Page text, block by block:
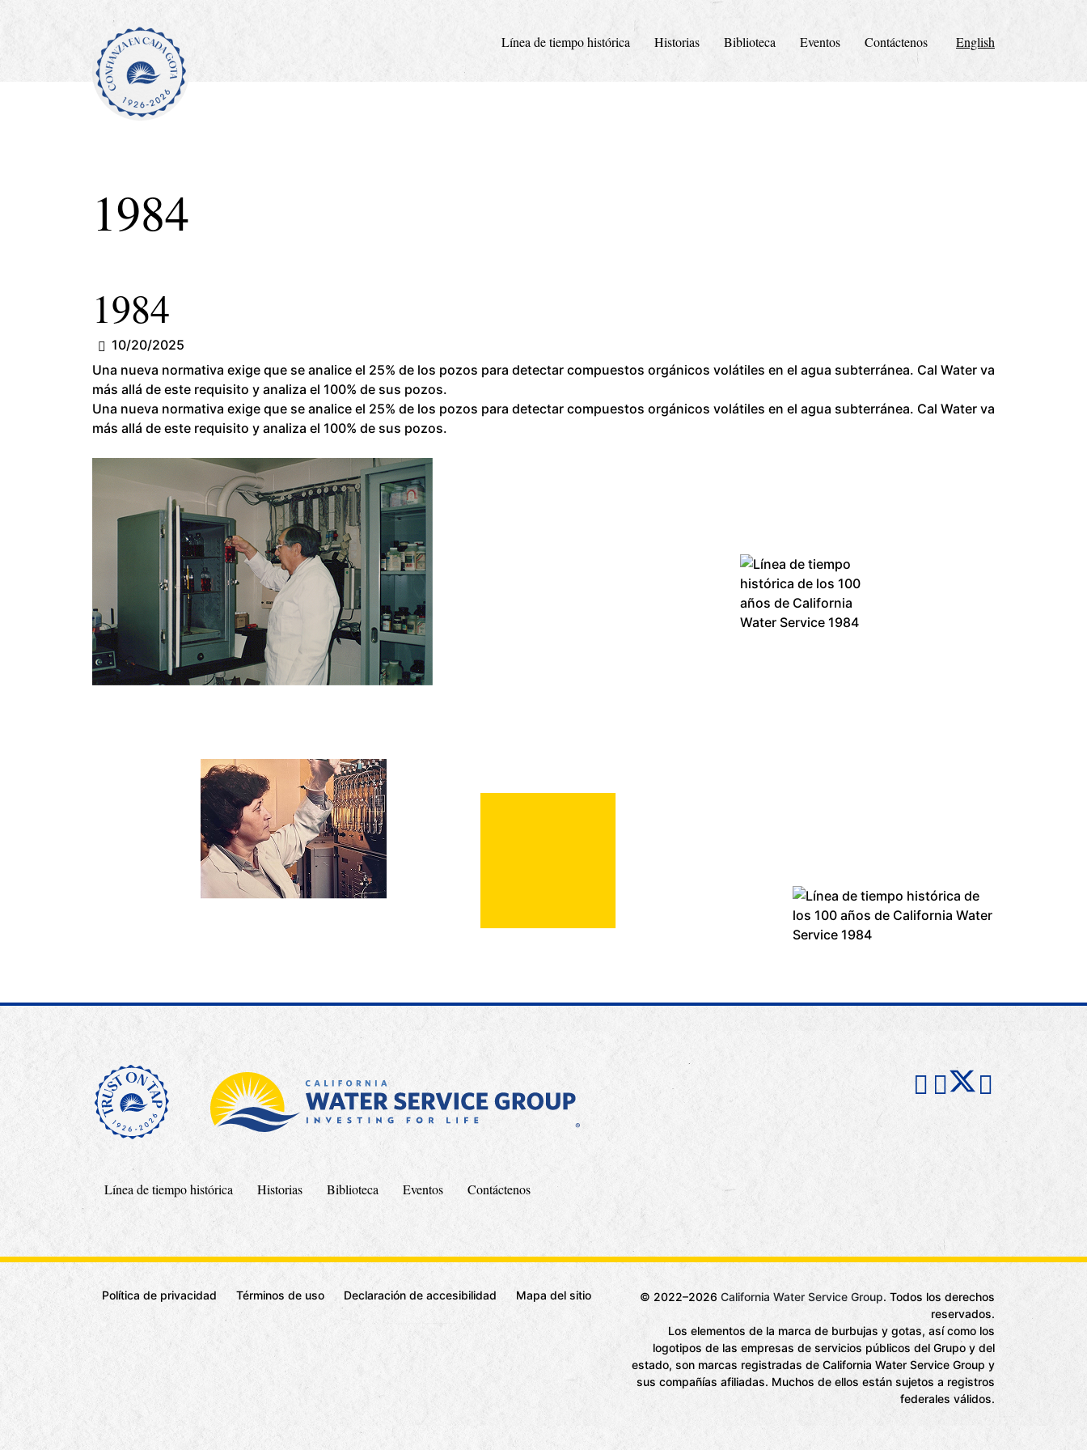
Línea de tiempo histórica Historias Biblioteca Eventos Contáctenos English
1984
1984
10/20/2025
Una nueva normativa exige que se analice el 25% de los pozos para detectar compuestos orgánicos volátiles en el agua subterránea. Cal Water va
más allá de este requisito y analiza el 100% de sus pozos.
Una nueva normativa exige que se analice el 25% de los pozos para detectar compuestos orgánicos volátiles en el agua subterránea. Cal Water va
más allá de este requisito y analiza el 100% de sus pozos.
Línea de tiempo histórica Historias Biblioteca Eventos Contáctenos
Política de privacidad Términos de uso Declaración de accesibilidad Mapa del sitio © 2022–2026 California Water Service Group. Todos los derechos
reservados.
Los elementos de la marca de burbujas y gotas, así como los
logotipos de las empresas de servicios públicos del Grupo y del
estado, son marcas registradas de California Water Service Group y
sus compañías afiliadas. Muchos de ellos están sujetos a registros
federales válidos.